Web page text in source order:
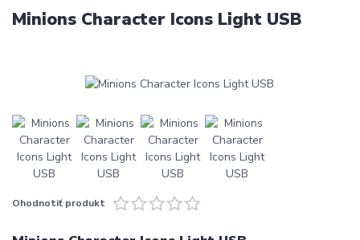
Minions Character Icons Light USB
Ohodnotiť produkt